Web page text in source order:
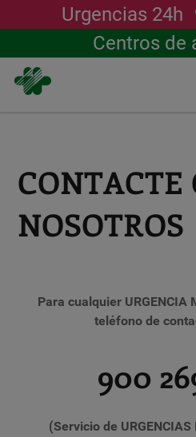
Urgencias 24h
Centros de
CONTACTE
NOSOTROS
Para cualquier URGENCIA
teléfono de
900
(Servicio de